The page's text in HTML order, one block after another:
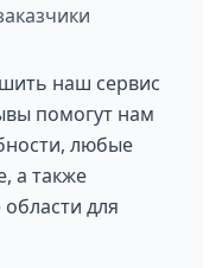
наш сервис
помогут нам
любые
а также
для